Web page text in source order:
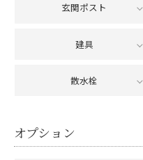
玄関ポスト
建具
散水栓
オプション